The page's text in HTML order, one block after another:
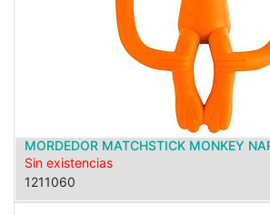
MORDEDOR MATCHSTICK MONKEY
Sin existencias
1211060